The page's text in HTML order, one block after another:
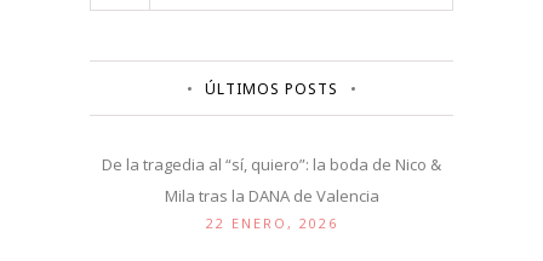
ÚLTIMOS POSTS
De la tragedia al “sí, quiero”: la boda de Nico &
Mila tras la DANA de Valencia
22 ENERO, 2026